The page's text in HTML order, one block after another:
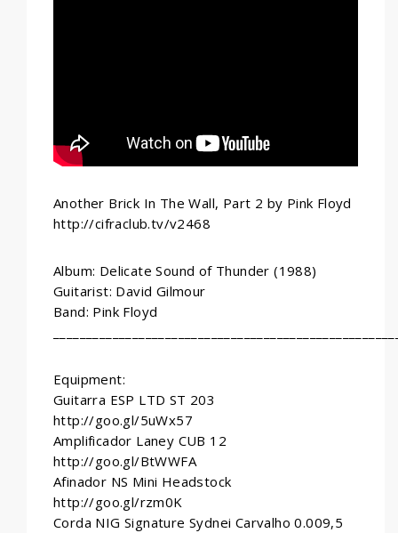
Another Brick In The Wall, Part 2 by Pink Floyd
http://cifraclub.tv/v2468
Album: Delicate Sound of Thunder (1988)
Guitarist: David Gilmour
Band: Pink Floyd
Equipment:
Guitarra ESP LTD ST 203
http://goo.gl/5uWx57
Amplificador Laney CUB 12
http://goo.gl/BtWWFA
Afinador NS Mini Headstock
http://goo.gl/rzm0K
Corda NIG Signature Sydnei Carvalho 0.009,5